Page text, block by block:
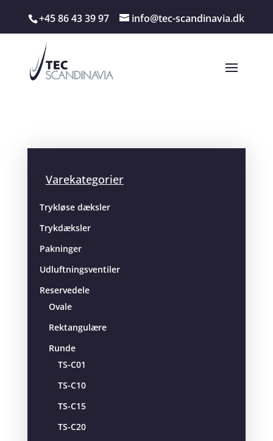
+45 86 43 39 97 info@tec-scandinavia.dk
Varekategorier
Trykløse dæksler
Trykdæksler
Pakninger
Udluftningsventiler
Reservedele
Ovale
Rektangulære
Runde
TS-C01
TS-C10
TS-C15
TS-C20